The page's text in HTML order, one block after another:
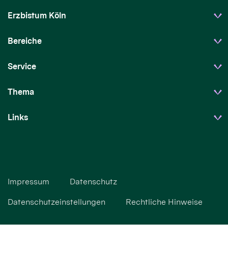
Erzbistum Köln
Bereiche
Service
Thema
Links
Impressum Datenschutz
Datenschutzeinstellungen Rechtliche Hinweise